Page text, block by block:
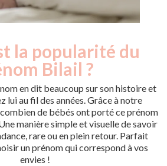
la popularité du
Bilail ?
en dit beaucoup sur son histoire et
lui au fil des années. Grâce à notre
de bébés ont porté ce prénom
manière simple et visuelle de savoir
rare ou en plein retour. Parfait
un prénom qui correspond à vos
envies !